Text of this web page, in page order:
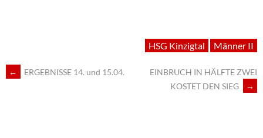
HSG Kinzigtal Männer II
ARTIKEL-
← ERGEBNISSE 14. und 15.04.
EINBRUCH IN HÄLFTE ZWEI
KOSTET DEN SIEG
→